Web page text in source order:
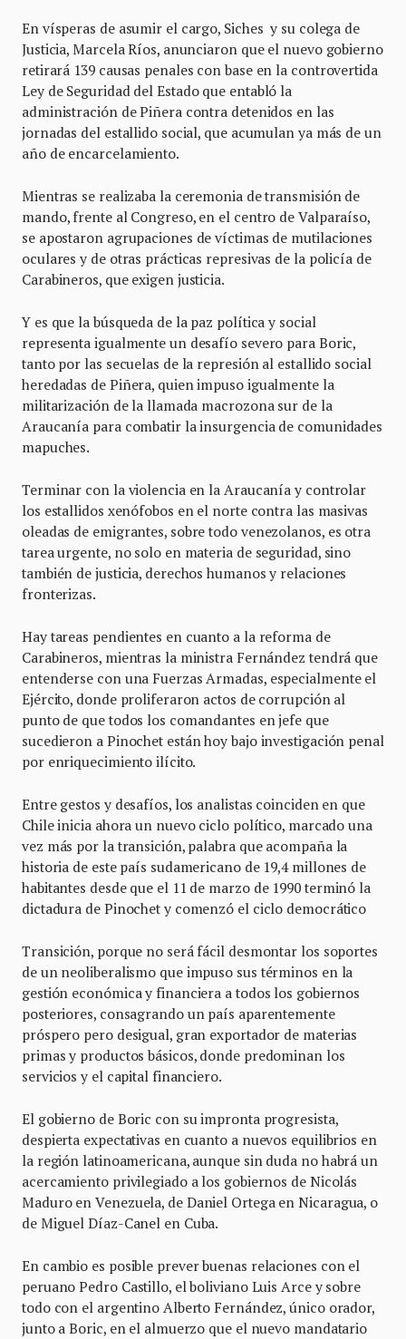
En vísperas de asumir el cargo, Siches y su colega de
Justicia, Marcela Ríos, anunciaron que el nuevo gobierno
retirará 139 causas penales con base en la controvertida
Ley de Seguridad del Estado que entabló la
administración de Piñera contra detenidos en las
jornadas del estallido social, que acumulan ya más de un
año de encarcelamiento.
Mientras se realizaba la ceremonia de transmisión de
mando, frente al Congreso, en el centro de Valparaíso,
se apostaron agrupaciones de víctimas de mutilaciones
oculares y de otras prácticas represivas de la policía de
Carabineros, que exigen justicia.
Y es que la búsqueda de la paz política y social
representa igualmente un desafío severo para Boric,
tanto por las secuelas de la represión al estallido social
heredadas de Piñera, quien impuso igualmente la
militarización de la llamada macrozona sur de la
Araucanía para combatir la insurgencia de comunidades
mapuches.
Terminar con la violencia en la Araucanía y controlar
los estallidos xenófobos en el norte contra las masivas
oleadas de emigrantes, sobre todo venezolanos, es otra
tarea urgente, no solo en materia de seguridad, sino
también de justicia, derechos humanos y relaciones
fronterizas.
Hay tareas pendientes en cuanto a la reforma de
Carabineros, mientras la ministra Fernández tendrá que
entenderse con una Fuerzas Armadas, especialmente el
Ejército, donde proliferaron actos de corrupción al
punto de que todos los comandantes en jefe que
sucedieron a Pinochet están hoy bajo investigación penal
por enriquecimiento ilícito.
Entre gestos y desafíos, los analistas coinciden en que
Chile inicia ahora un nuevo ciclo político, marcado una
vez más por la transición, palabra que acompaña la
historia de este país sudamericano de 19,4 millones de
habitantes desde que el 11 de marzo de 1990 terminó la
dictadura de Pinochet y comenzó el ciclo democrático
Transición, porque no será fácil desmontar los soportes
de un neoliberalismo que impuso sus términos en la
gestión económica y financiera a todos los gobiernos
posteriores, consagrando un país aparentemente
próspero pero desigual, gran exportador de materias
primas y productos básicos, donde predominan los
servicios y el capital financiero.
El gobierno de Boric con su impronta progresista,
despierta expectativas en cuanto a nuevos equilibrios en
la región latinoamericana, aunque sin duda no habrá un
acercamiento privilegiado a los gobiernos de Nicolás
Maduro en Venezuela, de Daniel Ortega en Nicaragua, o
de Miguel Díaz-Canel en Cuba.
En cambio es posible prever buenas relaciones con el
peruano Pedro Castillo, el boliviano Luis Arce y sobre
todo con el argentino Alberto Fernández, único orador,
junto a Boric, en el almuerzo que el nuevo mandatario